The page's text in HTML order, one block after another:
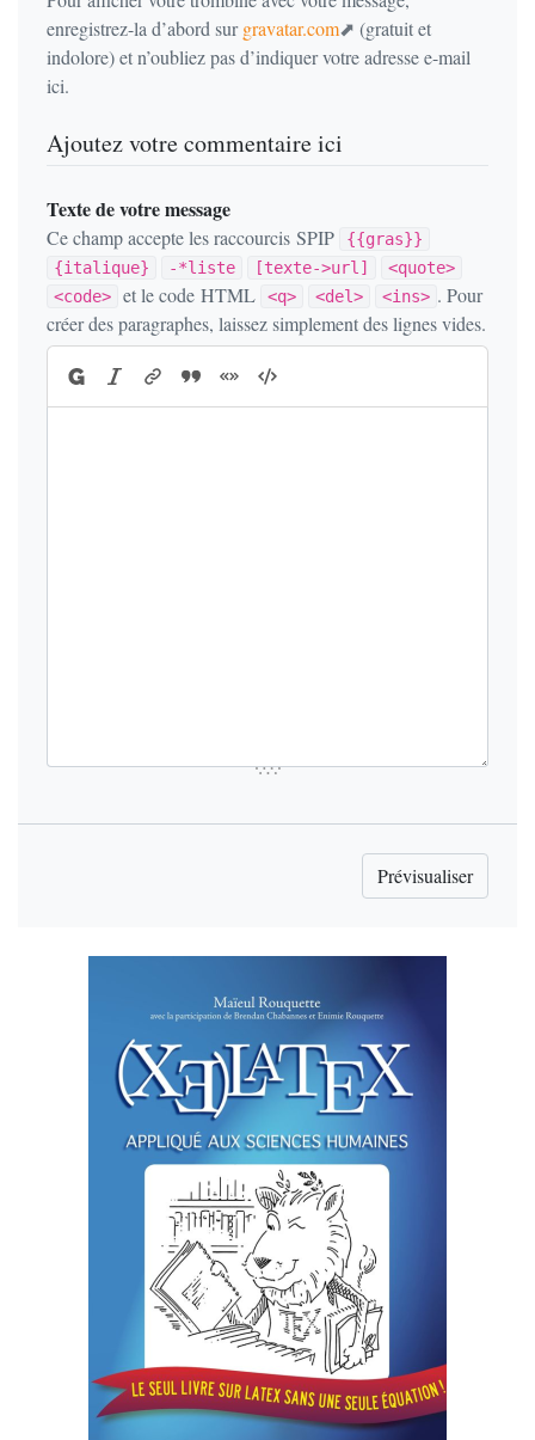
enregistrez-la d’abord surgravatar.com
(gratuit et
indolore) et n’oubliez pas d’indiquer votre adresse e-mail
ici.
Ajoutez votre commentaire ici
Texte de votre message
Ce champ accepte les raccourcis SPIP
{{gras}}
{italique}
-*liste [texte->url]
<quote>
<code>
et le code HTML <q> <del> <ins> . Pour
créer des paragraphes, laissez simplement des lignes vides.